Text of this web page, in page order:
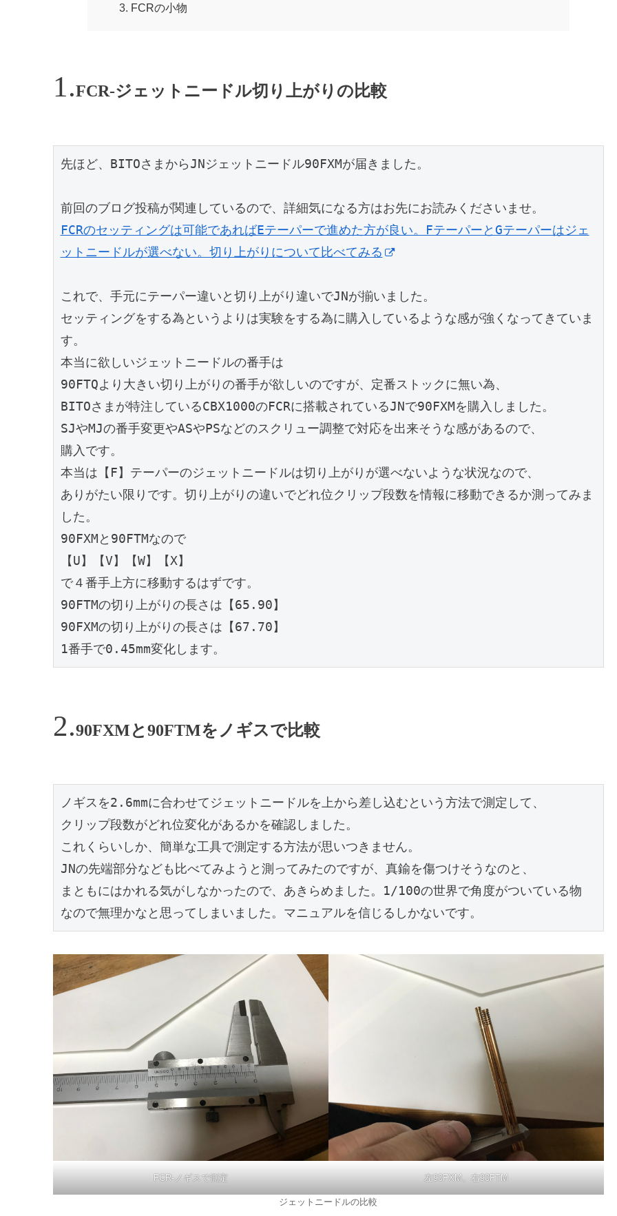
FCRの小物
FCR-ジェットニードル切り上がりの比較
先ほど、BITOさまからJNジェットニードル90FXMが届きました。
FCRのセッティングは可能であればEテーパーで進めた方が良い。FテーパーとGテーパーはジェ
ットニードルが選べない。切り上がりについて比べてみる
これで、手元にテーパー違いと切り上がり違いでJNが揃いました。
セッティングをする為というよりは実験をする為に購入しているような感が強くなってきていま
す。
本当に欲しいジェットニードルの番手は
90FTQより大きい切り上がりの番手が欲しいのですが、定番ストックに無い為、
BITOさまが特注しているCBX1000のFCRに搭載されているJNで90FXMを購入しました。
SJやMJの番手変更やASやPSなどのスクリュー調整で対応を出来そうな感があるので、
購入です。
本当は【F】テーパーのジェットニードルは切り上がりが選べないような状況なので、
ありがたい限りです。切り上がりの違いでどれ位クリップ段数を情報に移動できるか測ってみま
した。
90FXMと90FTMなので
【U】【V】【W】【X】
で４番手上方に移動するはずです。
90FTMの切り上がりの長さは【65.90】
90FXMの切り上がりの長さは【67.70】
1番手で0.45mm変化します。
90FXMと90FTMをノギスで比較
ノギスを2.6mmに合わせてジェットニードルを上から差し込むという方法で測定して、
クリップ段数がどれ位変化があるかを確認しました。
これくらいしか、簡単な工具で測定する方法が思いつきません。
JNの先端部分なども比べてみようと測ってみたのですが、真鍮を傷つけそうなのと、
まともにはかれる気がしなかったので、あきらめました。1/100の世界で角度がついている物
なので無理かなと思ってしまいました。マニュアルを信じるしかないです。
FCR-ノギスで測定 左90FXM、右90FTM
ジェットニードルの比較